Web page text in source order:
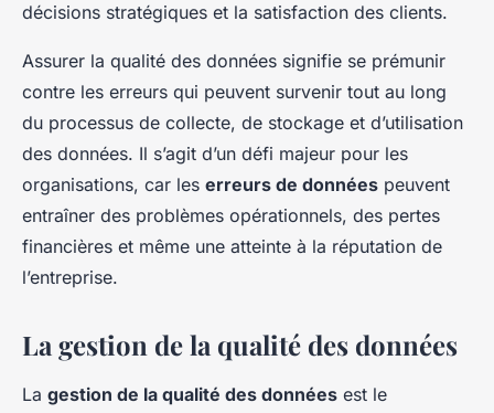
décisions stratégiques et la satisfaction des clients.
Assurer la qualité des données signifie se prémunir
contre les erreurs qui peuvent survenir tout au long
du processus de collecte, de stockage et d’utilisation
des données. Il s’agit d’un défi majeur pour les
organisations, car les erreurs de données peuvent
entraîner des problèmes opérationnels, des pertes
financières et même une atteinte à la réputation de
l’entreprise.
La gestion de la qualité des données
La gestion de la qualité des données est le